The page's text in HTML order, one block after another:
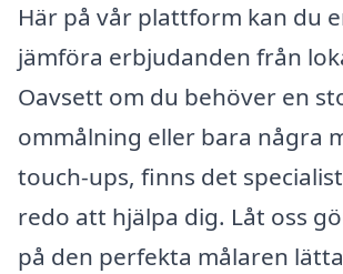
Här på vår plattform kan du
jämföra erbjudanden från
Oavsett om du behöver en
ommålning eller bara några
touch-ups, finns det
redo att hjälpa dig. Låt oss
på den perfekta målaren